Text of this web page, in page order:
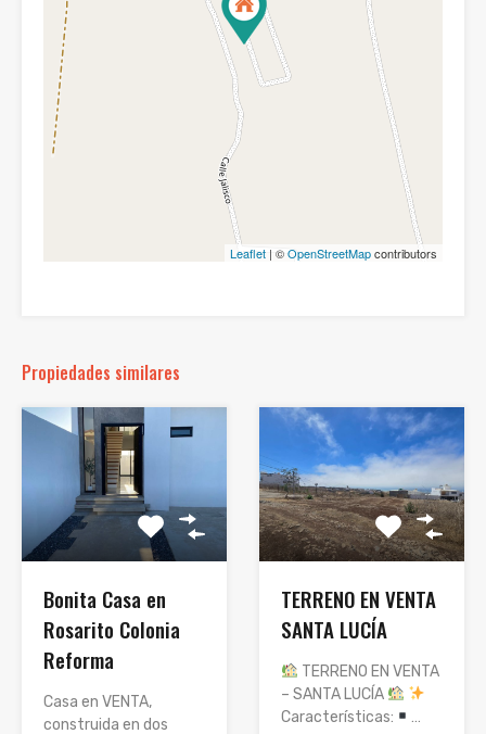
Leaflet | ©OpenStreetMapcontributors
Propiedades similares
Bonita Casa en
Rosarito Colonia
Reforma
Casa en VENTA,
construida en dos
TERRENO EN VENTA
SANTA LUCÍA
TERRENO EN VENTA
– SANTA LUCÍA
Características:
…